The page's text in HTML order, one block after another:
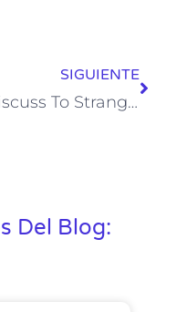
SIGUIENTE
Discuss To Strangers Online! Random Video & Voice Chat
Del Blog: